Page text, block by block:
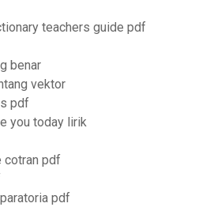
teachers guide pdf
benar
vektor
pdf
you today lirik
cotran pdf
pdf